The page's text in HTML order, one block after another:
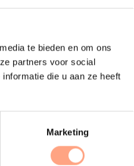
te bieden en om ons
partners voor social
die u aan ze heeft
Marketing